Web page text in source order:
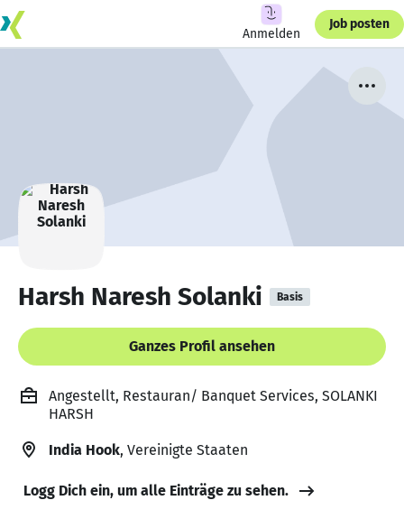
Anmelden
Job posten
Harsh Naresh Solanki Basis
Ganzes Profil ansehen
Angestellt, Restauran/ Banquet Services, SOLANKI
HARSH
India Hook, Vereinigte Staaten
Logg Dich ein, um alle Einträge zu sehen.